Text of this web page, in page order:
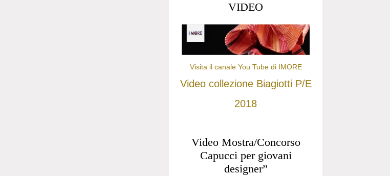
VIDEO
Visita il canale You Tube di IMORE
Video collezione Biagiotti P/E
2018
Video Mostra/Concorso
Capucci per giovani
designer”